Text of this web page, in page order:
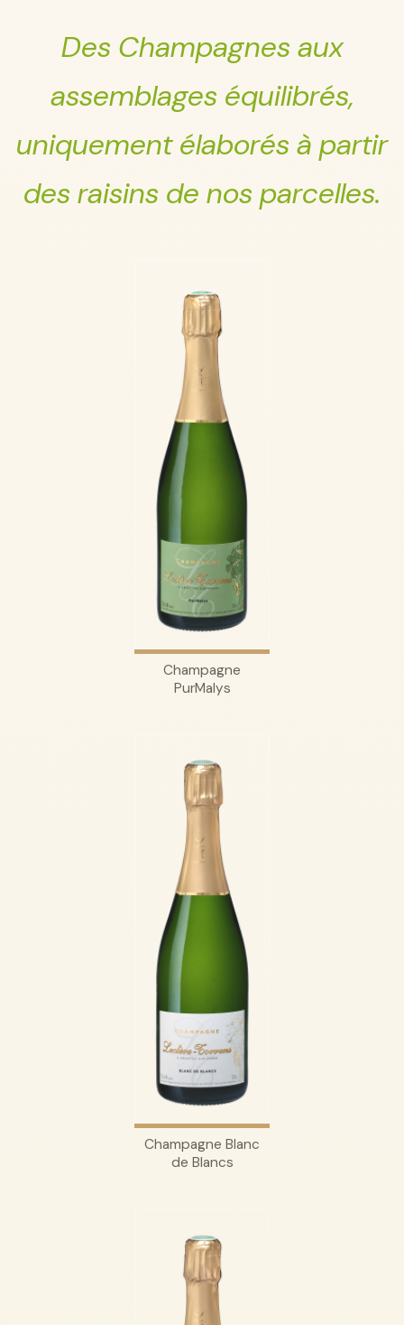
Des Champagnes aux
assemblages équilibrés,
uniquement élaborés à partir
des raisins de nos parcelles.
Champagne
PurMalys
Champagne Blanc
de Blancs